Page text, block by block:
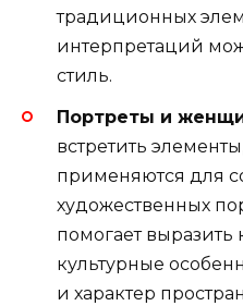
традиционных
интерпретаций
стиль.
Портреты и
встретить
применяются для
художественных
помогает выразить
культурные
и характер